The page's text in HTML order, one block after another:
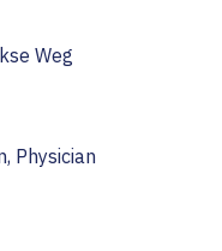
Accreditatie aanvragen
Abonnement en
Klachtenprocedure
Kinderen
Weg
Physician